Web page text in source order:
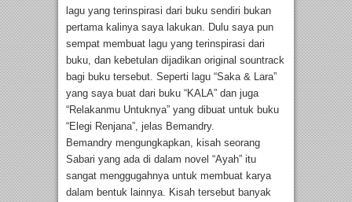
lagu yang terinspirasi dari buku sendiri bukan
pertama kalinya saya lakukan. Dulu saya pun
sempat membuat lagu yang terinspirasi dari
buku, dan kebetulan dijadikan original sountrack
bagi buku tersebut. Seperti lagu “Saka & Lara”
yang saya buat dari buku “KALA” dan juga
“Relakanmu Untuknya” yang dibuat untuk buku
“Elegi Renjana”, jelas Bemandry.
Bemandry mengungkapkan, kisah seorang
Sabari yang ada di dalam novel “Ayah” itu
sangat menggugahnya untuk membuat karya
dalam bentuk lainnya. Kisah tersebut banyak